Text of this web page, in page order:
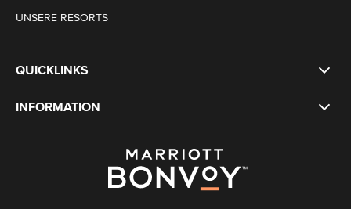
UNSERE RESORTS
QUICKLINKS
INFORMATION